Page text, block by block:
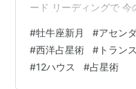
ード リーディングで 今
性、恋愛、結婚、財運
に応じて 西洋占星術・
オラクルカード 多様な
#牡牛座新月 #アセン
#西洋占星術 # トラン
#12ハウス #占星術